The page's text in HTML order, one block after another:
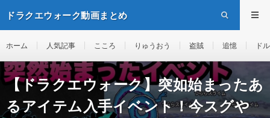
ドラクエウォーク動画まとめ
ホーム 人気記事 こころ りゅうおう 盗賊 追憶 ド
【ドラクエウォーク】突如始まったあ
るアイテム入手イベント！今スグや